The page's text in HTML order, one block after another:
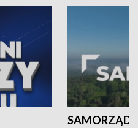
SAMORZĄD